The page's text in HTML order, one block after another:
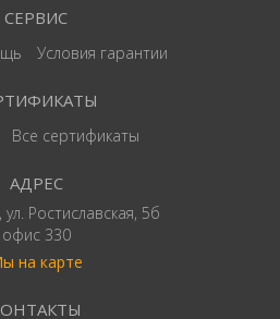
СЕРВИС
Условия гарантии
Все сертификаты
АДРЕС
Ростиславская, 5б
офис 330
на карте